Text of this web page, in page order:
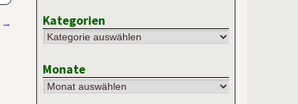
→ Kategorien
Monate